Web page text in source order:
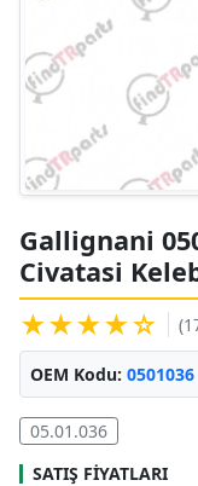
Gallignani
Civatasi
★★★★☆
OEM Kodu: 0501036
05.01.036
SATIŞ FIYATLARI